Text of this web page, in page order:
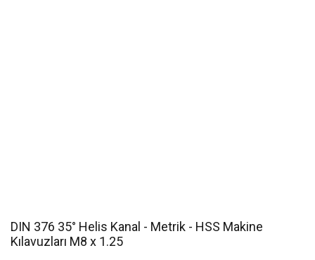
DIN 376 35° Helis Kanal - Metrik - HSS Makine
Kılavuzları M8 x 1.25